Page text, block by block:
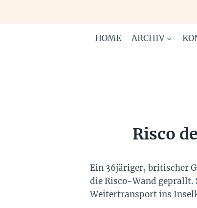
HOME ARCHIV
Risco
Ein 36järiger, britischer
die Risco-Wand geprallt.
Weitertransport ins